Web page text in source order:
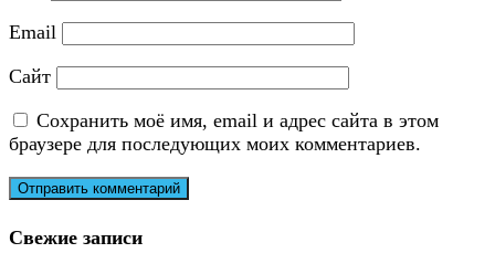
Email
Сайт
Сохранить моё имя, email и адрес сайта в этом
браузере для последующих моих комментариев.
Свежие записи